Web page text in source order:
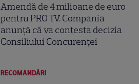
Amendă de 4 milioane de euro
pentru PRO TV. Compania
anunță că va contesta decizia
Consiliului Concurenței
RECOMANDĂRI